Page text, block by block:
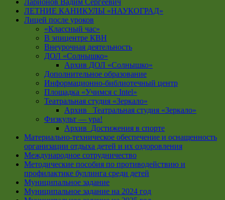
Ларионов Вадим Сергеевич
ЛЕТНИЕ КАНИКУЛЫ «НАУКОГРАД»
Лицей после уроков
«Классный час»
В эпицентре КВН
Внеурочная деятельность
ДОЛ «Солнышко»
Архив ДОЛ «Солнышко»
Дополнительное образование
Информационно-библиотечный центр
Площадка «Учимся с Intel»
Театральная студия «Зеркало»
Архив _Театральная студия «Зеркало»
Физкульт — ура!
Архив_Достижения в спорте
Материально-техническое обеспечение и оснащенность
организации отдыха детей и их оздоровления
Международное сотрудничество
Методические пособия по противодействию и
профилактике буллинга среди детей
Муниципальное задание
Муниципальное задание на 2024 год